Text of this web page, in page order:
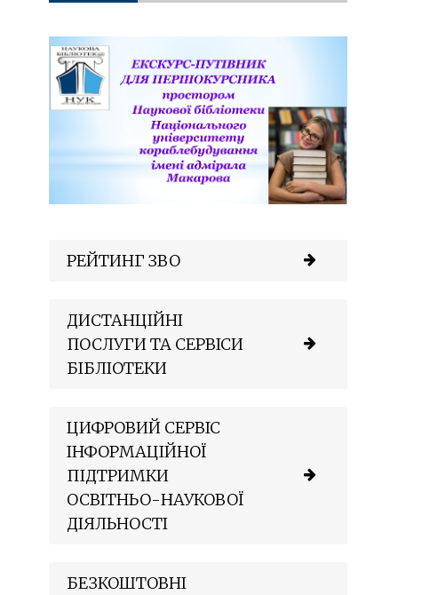
РЕЙТИНГ ЗВО
ДИСТАНЦІЙНІ
ПОСЛУГИ ТА СЕРВІСИ
БІБЛІОТЕКИ
ЦИФРОВИЙ СЕРВІС
ІНФОРМАЦІЙНОЇ
ПІДТРИМКИ
ОСВІТНЬО-НАУКОВОЇ
ДІЯЛЬНОСТІ
БЕЗКОШТОВНІ